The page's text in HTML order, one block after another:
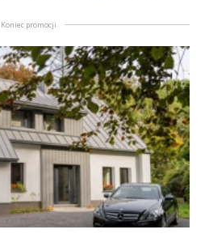
Koniec promocji